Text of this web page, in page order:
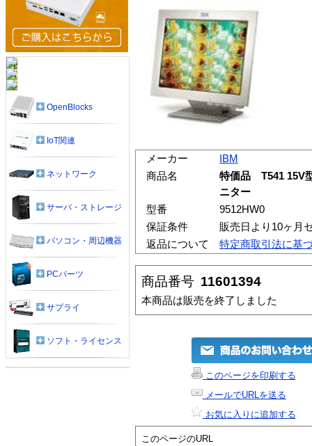
メーカー
IBM
商品名
特価品 T541 15V
ニター
型番
9512HW0
保証条件
販売日より10ヶ月
返品について
特定商取引法に基
商品番号 11601394
本商品は販売を終了しました
このページを印刷する
メールでURLを送る
お気に入りに追加する
このページのURL
OpenBlocks
IoT関連
ネットワーク
サーバ・ストレージ
パソコン・周辺機器
PCパーツ
サプライ
ソフト・ライセンス